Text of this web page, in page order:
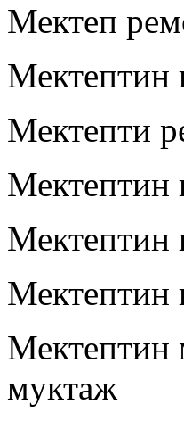
Мектеп
Мектептин
Мектепти
Мектептин
Мектептин
Мектептин
Мектептин
муктаж